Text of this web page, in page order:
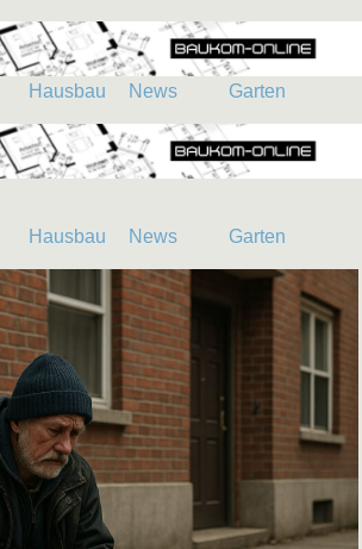
Hausbau News
Garten
Hausbau News
Garten